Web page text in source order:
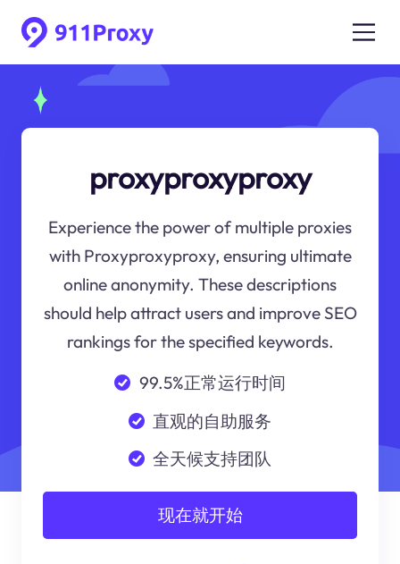
proxyproxyproxy
Experience the power of multiple proxies
with Proxyproxyproxy, ensuring ultimate
online anonymity. These descriptions
should help attract users and improve SEO
rankings for the specified keywords.
99.5%正常运行时间
直观的自助服务
全天候支持团队
现在就开始